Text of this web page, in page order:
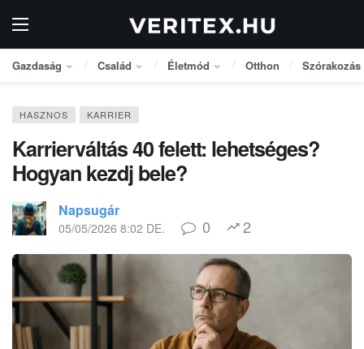
Gazdaság Család Életmód Otthon Szórakozás
HASZNOS KARRIER
Karrierváltás 40 felett: lehetséges?
Hogyan kezdj bele?
Napsugár
05/05/2026 8:02 DE. 0 2